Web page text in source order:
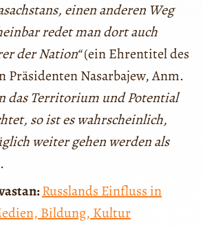
einen anderen Weg
redet man dort auch
der Nation“(ein Ehrentitel des
Präsidenten Nasarbajew, Anm.
das Territorium und Potential
so ist es wahrscheinlich,
weiter gehen werden als
Russlands Einfluss in
Bildung, Kultur